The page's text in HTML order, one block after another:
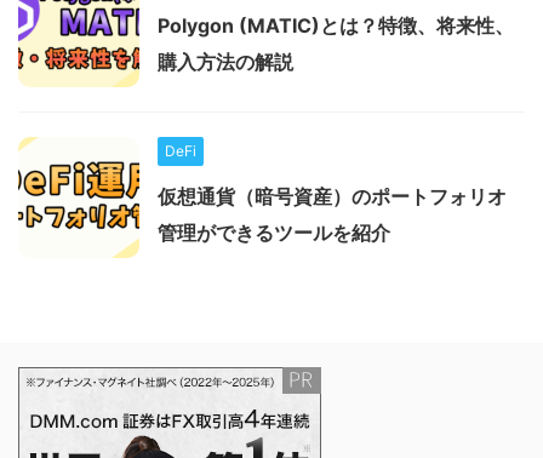
Polygon (MATIC)とは？特徴、将来性、
購入方法の解説
DeFi
仮想通貨（暗号資産）のポートフォリオ
管理ができるツールを紹介